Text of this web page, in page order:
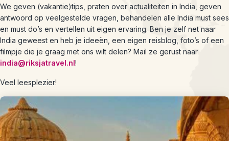
We geven (vakantie)tips, praten over actualiteiten in India, geven
antwoord op veelgestelde vragen, behandelen alle India must sees
en must do’s en vertellen uit eigen ervaring. Ben je zelf net naar
India geweest en heb je ideeën, een eigen reisblog, foto’s of een
filmpje die je graag met ons wilt delen? Mail ze gerust naar
india@riksjatravel.nl!
Veel leesplezier!